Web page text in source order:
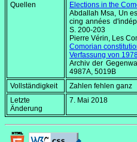
Quellen
Elections in the
Abdallah Msa, Un
cing années
S. 200-203
Pierre Vérin, Les
Comorian
Verfassung von
Archiv der
4987A, 5019B
Vollständigkeit
Zahlen fehlen ganz
Letzte
Änderung
7. Mai 2018